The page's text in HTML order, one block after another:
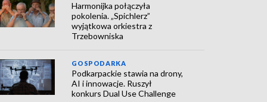
Harmonijka połączyła
pokolenia. „Spichlerz”
wyjątkowa orkiestra z
Trzebowniska
GOSPODARKA
Podkarpackie stawia na drony,
AI i innowacje. Ruszył
konkurs Dual Use Challenge